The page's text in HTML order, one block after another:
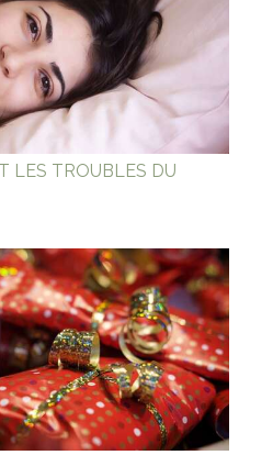
LES TROUBLES DU